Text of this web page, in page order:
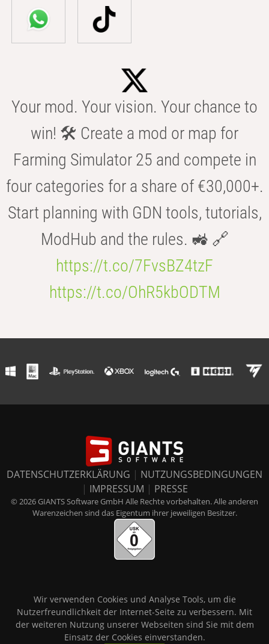
Your mod. Your vision. Your chance to
win! 🛠️ Create a mod or map for
Farming Simulator 25 and compete in
four categories for a share of €30,000+.
Start planning with GDN tools, tutorials,
ModHub and the rules. 🚜 🔗
https://t.co/7FvsBZ4tzF
https://t.co/OhR5kbODTM
DATENSCHUTZERKLÄRUNG | NUTZUNGSBEDINGUNGEN
| IMPRESSUM | PRESSE
© 2026 GIANTS Software GmbH Alle Rechte vorbehalten. Alle anderen
Warenzeichen sind das Eigentum ihrer jeweiligen Besitzer.
Wir verwenden Cookies und Analyse Tools, um die
Nutzerfreundlichkeit der Internet-Seite zu verbessern. Mit
der weiteren Nutzung unserer Webseiten sind Sie mit dem
Einsatz der Cookies einverstanden.